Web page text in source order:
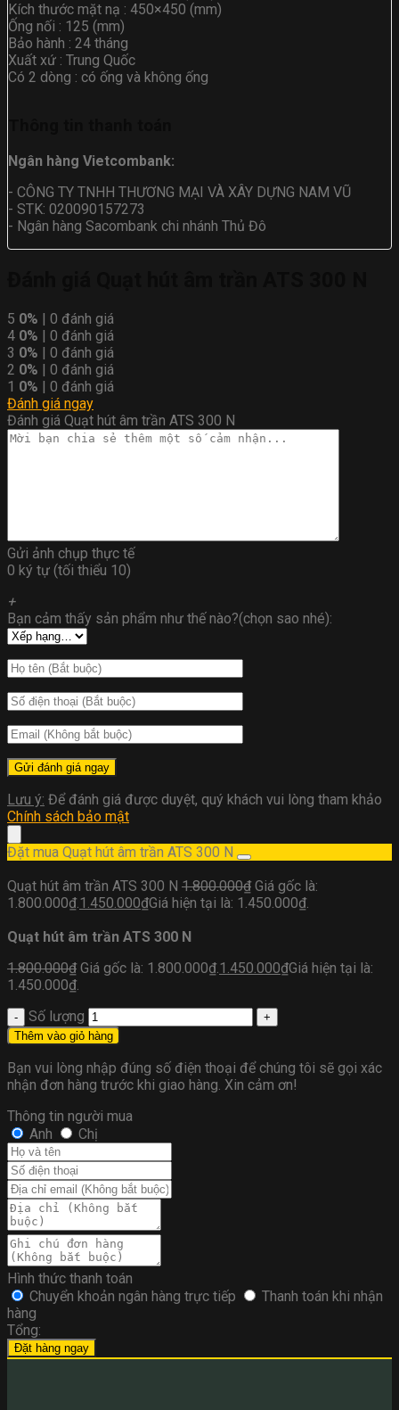
Kích thước mặt nạ : 450×450 (mm)
Ống nối : 125 (mm)
Bảo hành : 24 tháng
Xuất xứ : Trung Quốc
Có 2 dòng : có ống và không ống
Ngân hàng Vietcombank:
- CÔNG TY TNHH THƯƠNG MẠI VÀ XÂY DỰNG NAM VŨ
- STK: 020090157273
- Ngân hàng Sacombank chi nhánh Thủ Đô
5 0% | 0 đánh giá
4 0% | 0 đánh giá
3 0% | 0 đánh giá
2 0% | 0 đánh giá
1 0% | 0 đánh giá
Đánh giá ngay
Đánh giá Quạt hút âm trần ATS 300 N
Gửi ảnh chụp thực tế
0 ký tự (tối thiểu 10)
+
Bạn cảm thấy sản phẩm như thế nào?(chọn sao nhé):
Lưu ý: Để đánh giá được duyệt, quý khách vui lòng tham khảo
Chính sách bảo mật
Đặt mua Quạt hút âm trần ATS 300 N
Quạt hút âm trần ATS 300 N 1.800.000₫ Giá gốc là:
1.800.000₫.1.450.000₫Giá hiện tại là: 1.450.000₫.
Quạt hút âm trần ATS 300 N
1.800.000₫ Giá gốc là: 1.800.000₫.1.450.000₫Giá hiện tại là:
1.450.000₫.
Số lượng
Thêm vào giỏ hàng
Bạn vui lòng nhập đúng số điện thoại để chúng tôi sẽ gọi xác
nhận đơn hàng trước khi giao hàng. Xin cảm ơn!
Thông tin người mua
Anh
Chị
Hình thức thanh toán
Chuyển khoản ngân hàng trực tiếp
Thanh toán khi nhận
hàng
Tổng:
Đặt hàng ngay